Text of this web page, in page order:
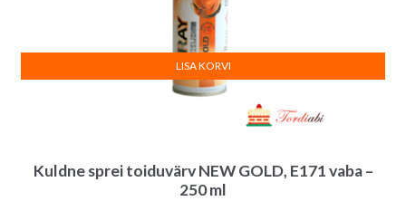
Kuldne sprei toiduvärv NEW GOLD, E171 vaba –
250 ml
LISA KORVI